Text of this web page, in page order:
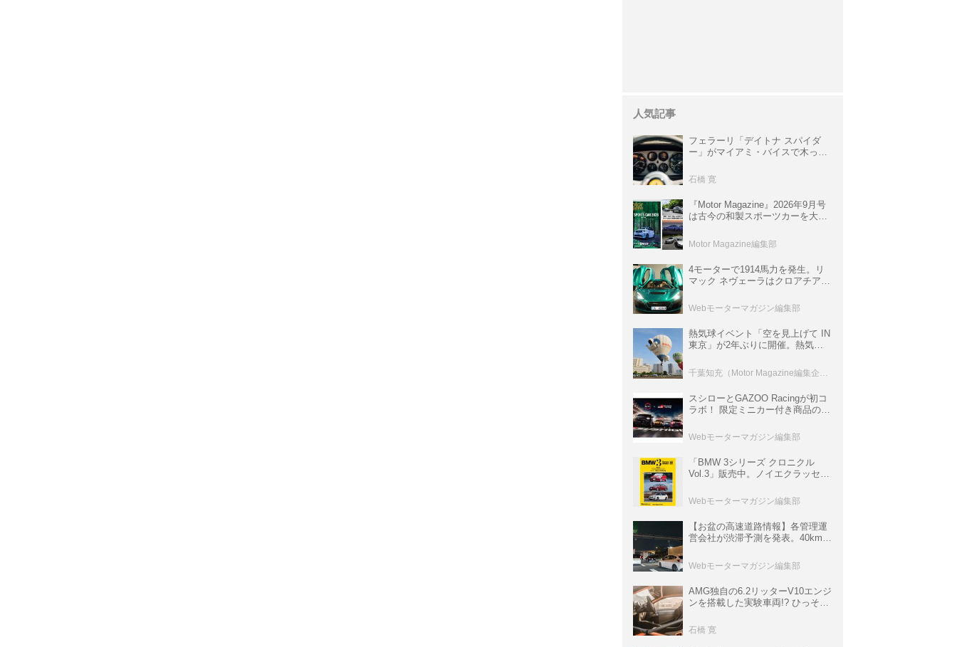
人気記事
フェラーリ「デイトナ スパイダ
ー」がマイアミ・バイスで木っ端
サ」に化けた理由
石橋 寛
『Motor Magazine』2026年9月号
は古今の和製スポーツカーを大特
情報も満載
Motor Magazine編集部
4モーターで1914馬力を発生。リ
マック ネヴェーラはクロアチア発
ロニクル・完全版／115】
Webモーターマガジン編集部
熱気球イベント「空を見上げて IN
東京」が2年ぶりに開催。熱気球
室などのコンテンツも
スシローとGAZOO Racingが初コ
ラボ！ 限定ミニカー付き商品の
ト体験があたる抽選企画などを展
開
Webモーターマガジン編集部
「BMW 3シリーズ クロニクル
Vol.3」販売中。ノイエクラッセか
ムック
Webモーターマガジン編集部
【お盆の高速道路情報】各管理運
営会社が渋滞予測を発表。40km以
数ある
Webモーターマガジン編集部
AMG独自の6.2リッターV10エンジ
ンを搭載した実験車両!? ひっそり
P900 プロトタイプ」とは
石橋 寛